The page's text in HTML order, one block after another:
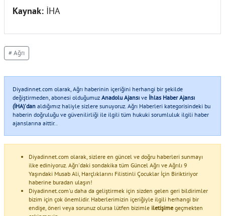
Kaynak: İHA
# Ağrı
Diyadinnet.com olarak, Ağrı haberinin içeriğini herhangi bir şekilde
değiştirmeden, abonesi olduğumuz Anadolu Ajansı ve İhlas Haber Ajansı
(İHA)'dan aldığımız haliyle sizlere sunuyoruz. Ağrı Haberleri kategorisindeki bu
haberin doğruluğu ve güvenilirliği ile ilgili tüm hukuki sorumluluk ilgili haber
ajanslarına aittir..
Diyadinnet.com olarak, sizlere en güncel ve doğru haberleri sunmayı
ilke ediniyoruz. Ağrı'daki sondakika tüm Güncel Ağrı ve Ağrılı 9
Yaşındaki Musab Ali, Harçlıklarını Filistinli Çocuklar İçin Biriktiriyor
haberine buradan ulaşın!
Diyadinnet.com'u daha da geliştirmek için sizden gelen geri bildirimler
bizim için çok önemlidir. Haberlerimizin içeriğiyle ilgili herhangi bir
endişe, öneri veya sorunuz olursa lütfen bizimle iletişime geçmekten